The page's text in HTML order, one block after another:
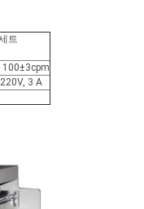
트
100±3cpm
3 A